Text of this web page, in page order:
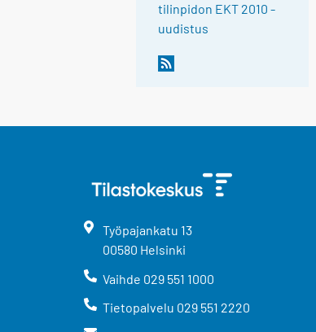
tilinpidon EKT 2010 -
uudistus
Työpajankatu 13
00580 Helsinki
Vaihde 029 551 1000
Tietopalvelu 029 551 2220